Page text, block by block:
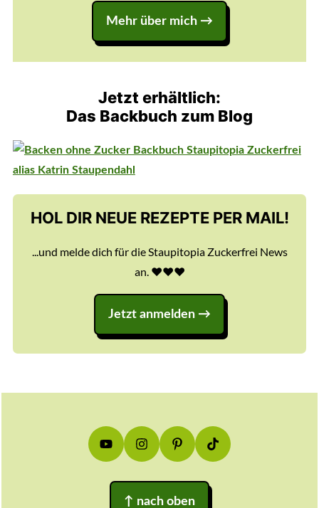
Mehr über mich →
Jetzt erhältlich:
Das Backbuch zum Blog
HOL DIR NEUE REZEPTE PER MAIL!
...und melde dich für die Staupitopia Zuckerfrei News
an. ♥️♥️♥️
Jetzt anmelden
↑ nach oben